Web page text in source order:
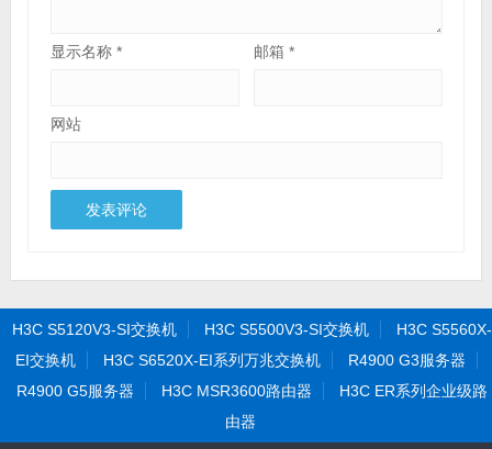
显示名称 * 邮箱*
网站
H3C S5120V3-SI交换机 H3C S5500V3-SI交换机
H3C S5560X-
EI交换机
H3C S6520X-EI系列万兆交换机
R4900 G3服务器
R4900 G5服务器
H3C MSR3600路由器
H3C ER系列企业级路
由器